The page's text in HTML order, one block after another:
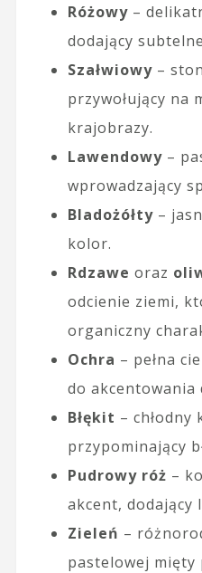
Różowy–
dodający
Szałwiowy–
przywołujący na
krajobrazy.
Lawendowy–
wprowadzający
Bladożółty–
kolor.
Rdzawe oraz
odcienie ziemi,
organiczny
Ochra – pełna
do akcentowania
Błękit – chłodny
przypominający
Pudrowy róż –
akcent, dodający
Zieleń –
pastelowej mięty